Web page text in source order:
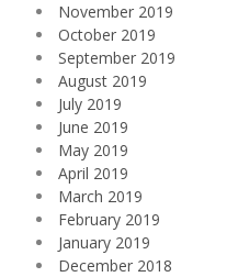
November 2019
October 2019
September 2019
August 2019
July 2019
June 2019
May 2019
April 2019
March 2019
February 2019
January 2019
December 2018